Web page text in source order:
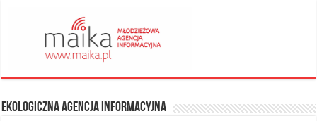
Ekologiczna Agencja Informacyjna